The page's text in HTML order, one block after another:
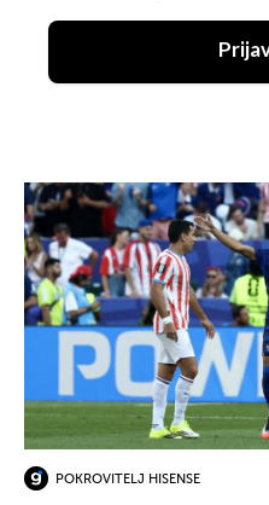
POKROVITELJ HISENSE